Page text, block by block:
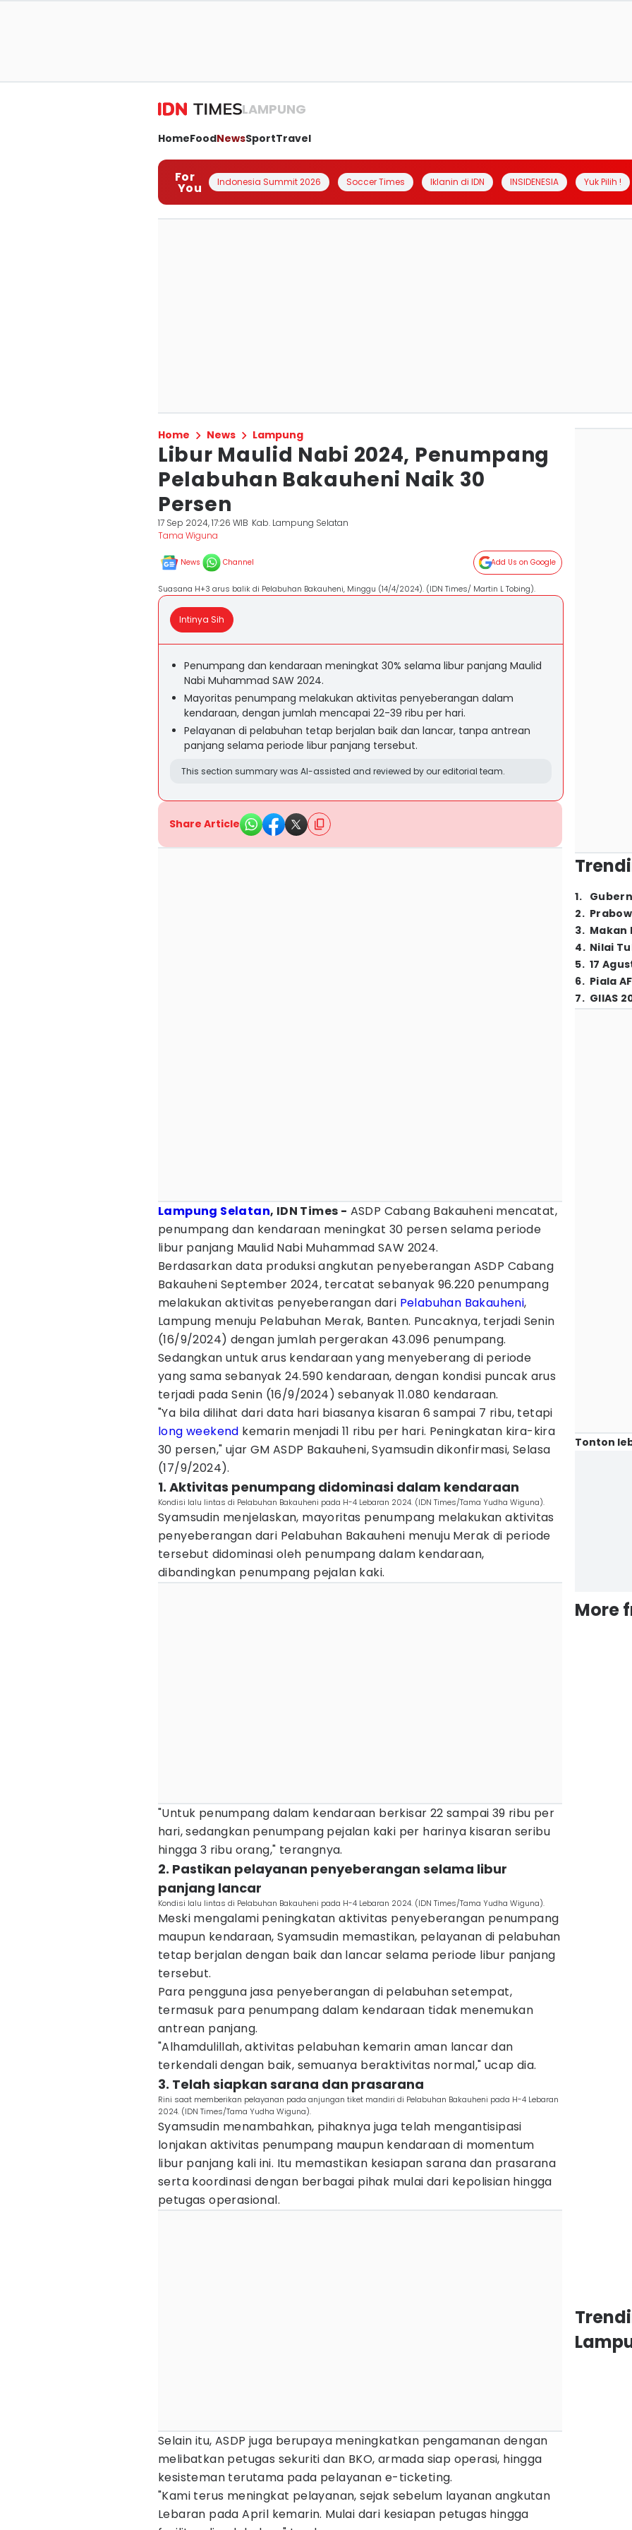
LAMPUNG
HomeFoodNewsSportTravel
For
You Indonesia Summit 2026 Soccer Times Iklanin di IDN INSIDENESIA Yuk Pilih !
Home News Lampung
Libur Maulid Nabi 2024, Penumpang
Pelabuhan Bakauheni Naik 30
Persen
17 Sep 2024, 17:26 WIB Kab. Lampung Selatan
Tama Wiguna
News Channel Add Us on Google
Suasana H+3 arus balik di Pelabuhan Bakauheni, Minggu (14/4/2024). (IDN Times/ Martin L Tobing).
Intinya Sih
Penumpang dan kendaraan meningkat 30% selama libur panjang Maulid
Nabi Muhammad SAW 2024.
Mayoritas penumpang melakukan aktivitas penyeberangan dalam
kendaraan, dengan jumlah mencapai 22-39 ribu per hari.
Pelayanan di pelabuhan tetap berjalan baik dan lancar, tanpa antrean
panjang selama periode libur panjang tersebut.
This section summary was AI-assisted and reviewed by our editorial team.
Share Article
Lampung Selatan, IDN Times - ASDP Cabang Bakauheni mencatat,
penumpang dan kendaraan meningkat 30 persen selama periode
libur panjang Maulid Nabi Muhammad SAW 2024.
Berdasarkan data produksi angkutan penyeberangan ASDP Cabang
Bakauheni September 2024, tercatat sebanyak 96.220 penumpang
melakukan aktivitas penyeberangan dari Pelabuhan Bakauheni,
Lampung menuju Pelabuhan Merak, Banten. Puncaknya, terjadi Senin
(16/9/2024) dengan jumlah pergerakan 43.096 penumpang.
Sedangkan untuk arus kendaraan yang menyeberang di periode
yang sama sebanyak 24.590 kendaraan, dengan kondisi puncak arus
terjadi pada Senin (16/9/2024) sebanyak 11.080 kendaraan.
"Ya bila dilihat dari data hari biasanya kisaran 6 sampai 7 ribu, tetapi
long weekend kemarin menjadi 11 ribu per hari. Peningkatan kira-kira
30 persen," ujar GM ASDP Bakauheni, Syamsudin dikonfirmasi, Selasa
(17/9/2024).
1. Aktivitas penumpang didominasi dalam kendaraan
Kondisi lalu lintas di Pelabuhan Bakauheni pada H-4 Lebaran 2024. (IDN Times/Tama Yudha Wiguna).
Syamsudin menjelaskan, mayoritas penumpang melakukan aktivitas
penyeberangan dari Pelabuhan Bakauheni menuju Merak di periode
tersebut didominasi oleh penumpang dalam kendaraan,
dibandingkan penumpang pejalan kaki.
"Untuk penumpang dalam kendaraan berkisar 22 sampai 39 ribu per
hari, sedangkan penumpang pejalan kaki per harinya kisaran seribu
hingga 3 ribu orang," terangnya.
2. Pastikan pelayanan penyeberangan selama libur
panjang lancar
Kondisi lalu lintas di Pelabuhan Bakauheni pada H-4 Lebaran 2024. (IDN Times/Tama Yudha Wiguna).
Meski mengalami peningkatan aktivitas penyeberangan penumpang
maupun kendaraan, Syamsudin memastikan, pelayanan di pelabuhan
tetap berjalan dengan baik dan lancar selama periode libur panjang
tersebut.
Para pengguna jasa penyeberangan di pelabuhan setempat,
termasuk para penumpang dalam kendaraan tidak menemukan
antrean panjang.
"Alhamdulillah, aktivitas pelabuhan kemarin aman lancar dan
terkendali dengan baik, semuanya beraktivitas normal," ucap dia.
3. Telah siapkan sarana dan prasarana
Rini saat memberikan pelayanan pada anjungan tiket mandiri di Pelabuhan Bakauheni pada H-4 Lebaran
2024. (IDN Times/Tama Yudha Wiguna).
Syamsudin menambahkan, pihaknya juga telah mengantisipasi
lonjakan aktivitas penumpang maupun kendaraan di momentum
libur panjang kali ini. Itu memastikan kesiapan sarana dan prasarana
serta koordinasi dengan berbagai pihak mulai dari kepolisian hingga
petugas operasional.
Selain itu, ASDP juga berupaya meningkatkan pengamanan dengan
melibatkan petugas sekuriti dan BKO, armada siap operasi, hingga
kesisteman terutama pada pelayanan e-ticketing.
"Kami terus meningkat pelayanan, sejak sebelum layanan angkutan
Lebaran pada April kemarin. Mulai dari kesiapan petugas hingga
1.
2.
3. Makan
4. Nilai
5. 17
6. Piala
7. GIIAS
Tonton
More